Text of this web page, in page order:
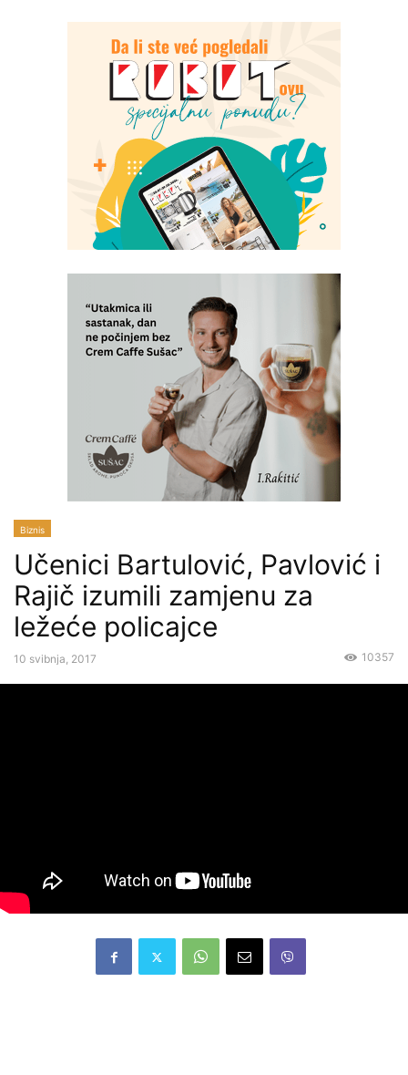
Biznis
Učenici Bartulović, Pavlović i
Rajič izumili zamjenu za
ležeće policajce
10 svibnja, 2017 10357